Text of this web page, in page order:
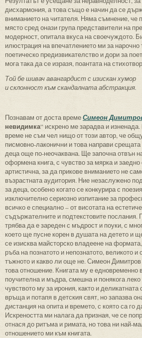
дисхармония, а това също е начин да се
вниманието на читателя. Няма съмнение, че
място сред онази група представители на
модерност, опитала вкуса на своечуждото.
илюстрация на впечатлението ми за нарочно
поетическо предизвикателство и дори за
мога така да се изразя, поантата на
Той бе шивач авангардист с изискан хумор
и склонност към скандалната абстракция.
Познавам от доста времеСимеон
невидимка“ искрено ме зарадва и
време не съм чел нищо от този автор, че
писмовно-лаконични и това направи
деца още по-неочаквана. Ще започна отвън
оформена книга, с чувство за мярка и
артистична, за да прикове вниманието не
възрастната аудитория. Ние незаслужено
за деца, особено когато се конкурира с
изключително сериозно изпитание за
всичко е специално – от висотата на
съдържателните и подтекстовите послания.
трябва да е зареден с мъдрост и поуки, с
което ще пусне корен в душата на детето и
се изисква майсторско владеене на
ръба на познатото и непознатото, великото
тъжното и какво ли още не. Симеон
това отношение. Книгата му е едновременно
поучителна и мъдра, смешна и понякога
чувството му за ирония, както и деликатната
връща и потапя в детския свят, но запазва
дистанция на опита и времето, с която са го
Искреността ми налага да призная, че се
отнася до ритъма и римата, но това ни най-
отношението ми към книгата.